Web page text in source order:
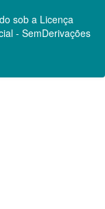
sob a Licença
- SemDerivações